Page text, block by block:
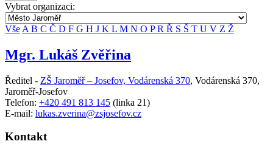
Vybrat organizaci:
Vše A B C Č D F G H J K L M N O PR Ř S Š T U V Z Ž
Mgr. Lukáš Zvěřina
Ředitel - ZŠ Jaroměř – Josefov, Vodárenská 370, Vodárenská 370,
Jaroměř-Josefov
Telefon: +420 491 813 145 (linka 21)
E-mail: lukas.zverina@zsjosefov.cz
Kontakt